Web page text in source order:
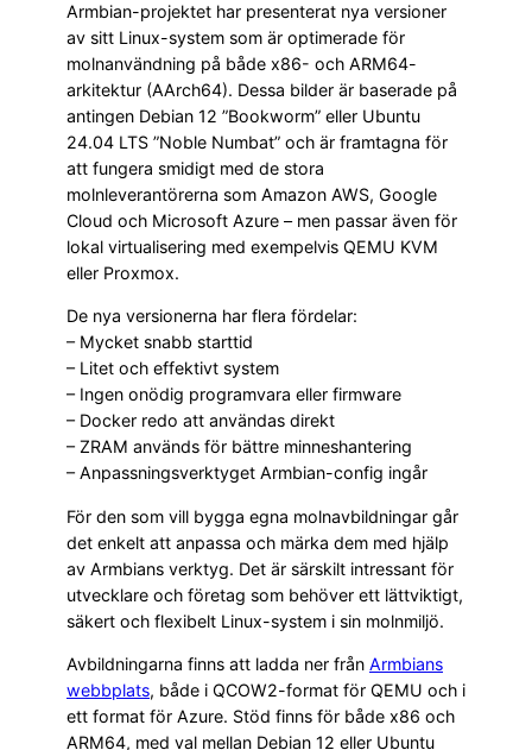
Armbian-projektet har presenterat nya versioner
av sitt Linux-system som är optimerade för
molnanvändning på både x86- och ARM64-
arkitektur (AArch64). Dessa bilder är baserade på
antingen Debian 12 ”Bookworm” eller Ubuntu
24.04 LTS ”Noble Numbat” och är framtagna för
att fungera smidigt med de stora
molnleverantörerna som Amazon AWS, Google
Cloud och Microsoft Azure – men passar även för
lokal virtualisering med exempelvis QEMU KVM
eller Proxmox.
De nya versionerna har flera fördelar:
– Mycket snabb starttid
– Litet och effektivt system
– Ingen onödig programvara eller firmware
– Docker redo att användas direkt
– ZRAM används för bättre minneshantering
– Anpassningsverktyget Armbian-config ingår
För den som vill bygga egna molnavbildningar går
det enkelt att anpassa och märka dem med hjälp
av Armbians verktyg. Det är särskilt intressant för
utvecklare och företag som behöver ett lättviktigt,
säkert och flexibelt Linux-system i sin molnmiljö.
Avbildningarna finns att ladda ner från Armbians
webbplats, både i QCOW2-format för QEMU och i
ett format för Azure. Stöd finns för både x86 och
ARM64, med val mellan Debian 12 eller Ubuntu